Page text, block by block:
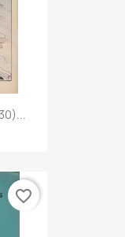
favorite_border